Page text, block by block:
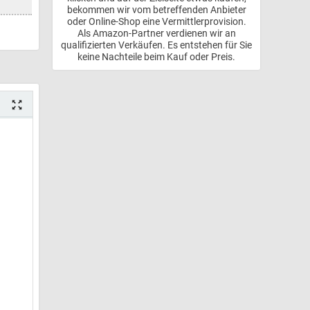
bekommen wir vom betreffenden Anbieter
oder Online-Shop eine Vermittlerprovision.
Als Amazon-Partner verdienen wir an
qualifizierten Verkäufen. Es entstehen für Sie
keine Nachteile beim Kauf oder Preis.